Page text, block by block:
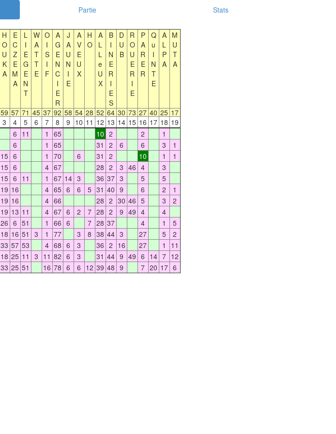
Partie Stats
H
O
U
K
A
E
C
Z
E
M
A
L
I
E
G
E
N
T
W
A
T
T
E
O
I
S
I
F
A
G
E
N
C
I
E
R
J
A
U
N
I
E
A
V
E
U
X
H
O
A
L
L
e
U
X
B
I
N
E
R
I
E
S
D
U
B
R
O
U
E
R
I
E
P
A
R
E
R
Q
u
I
N
T
E
A
L
P
A
M
U
T
A
59 57 71 45 37 92 58 54 28 52 64 30 73 27 40 25 17
3 4 5 6 7 8 9 10 11 12 13 14 15 16 17 18 19
6 11 1 65 10 2 2
1
6 1 65 31 2 6 6 3
1
15 6 1 70 6 31 2 10 1
1
15 6 4 67 28 2 3 46 4
3
15 6 11 1 67 14 3 36 37 3 5
5
19 16 4 65 6 6 5 31 40 9 6 2
1
19 16 4 66 28 2 30 46 5 3
2
19 13 11 4 67 6 2 7 28 2 9 49 4
4
26 6 51 1 66 6 7 28 37 4 1
5
18 16 51 3 1 77 3 8 38 44 3 27 5
2
33 57 53 4 68 6 3 36 2 16 27 1
11
18 25 11 3 11 82 6 3 31 44 9 49 6 14 7 12
33 25 51 16 78 6 6 12 39 48 9 7 20 17 6